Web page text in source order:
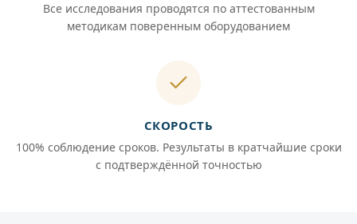
Все исследования проводятся по аттестованным
методикам поверенным оборудованием
СКОРОСТЬ
100% соблюдение сроков. Результаты в кратчайшие сроки
с подтверждённой точностью